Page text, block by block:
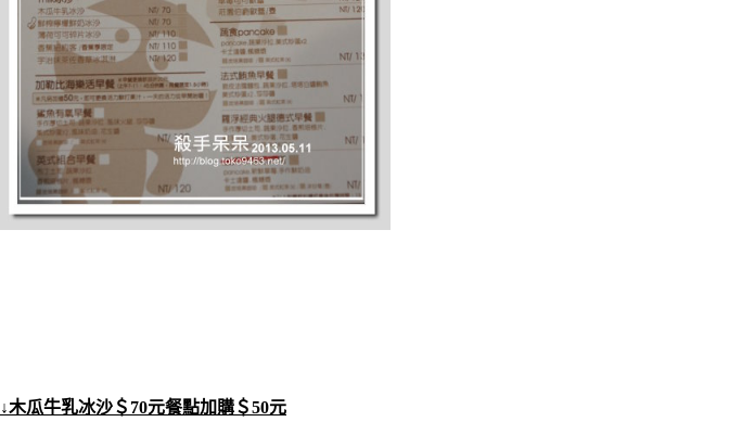
↓木瓜牛乳冰沙＄70元餐點加購＄50元